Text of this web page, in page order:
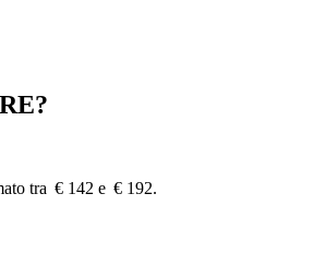
tra € 142 e € 192.